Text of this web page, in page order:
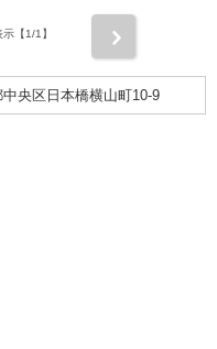
示【1/1】
央区日本橋横山町10-9